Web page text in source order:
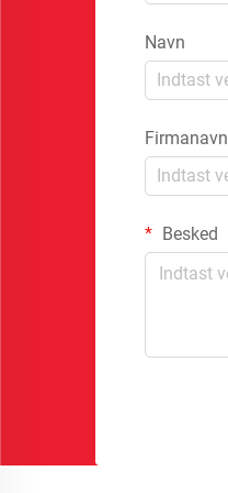
Navn
Firmanavn
Besked